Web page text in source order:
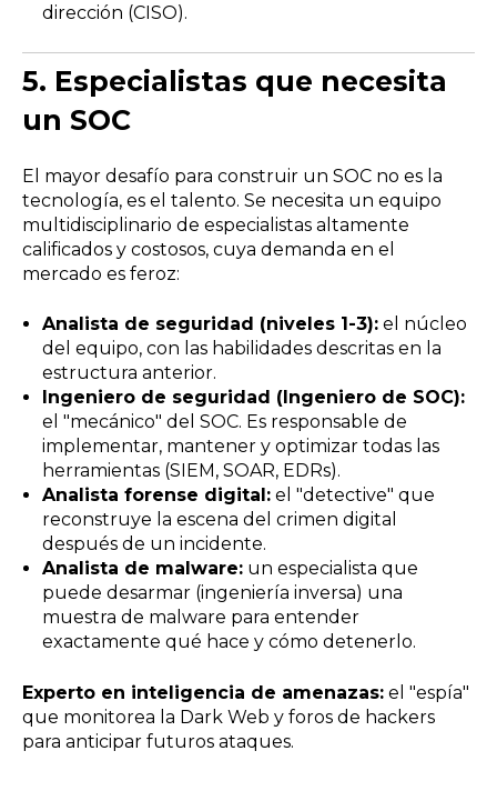
dirección (CISO).
5. Especialistas que necesita
un SOC
El mayor desafío para construir un SOC no es la
tecnología, es el talento. Se necesita un equipo
multidisciplinario de especialistas altamente
calificados y costosos, cuya demanda en el
mercado es feroz:
Analista de seguridad (niveles 1-3):el núcleo
del equipo, con las habilidades descritas en la
estructura anterior.
Ingeniero de seguridad (Ingeniero de SOC):
el "mecánico" del SOC. Es responsable de
implementar, mantener y optimizar todas las
herramientas (SIEM, SOAR, EDRs).
Analista forense digital:el "detective" que
reconstruye la escena del crimen digital
después de un incidente.
Analista de malware:un especialista que
puede desarmar (ingeniería inversa) una
muestra de malware para entender
exactamente qué hace y cómo detenerlo.
Experto en inteligencia de amenazas: el "espía"
que monitorea la Dark Web y foros de hackers
para anticipar futuros ataques.